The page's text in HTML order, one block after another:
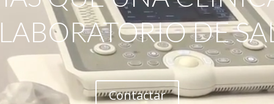
DE
Contactar